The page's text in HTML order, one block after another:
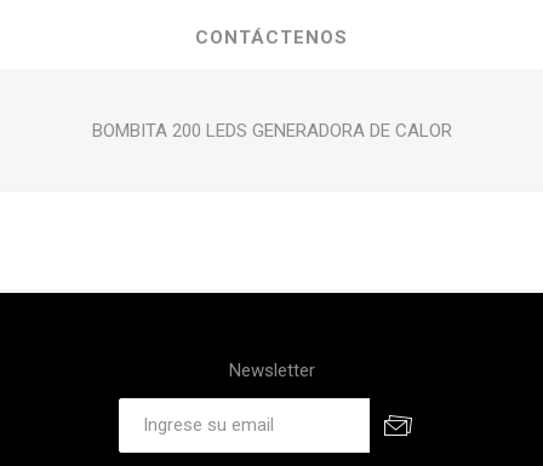
CONTÁCTENOS
BOMBITA 200 LEDS GENERADORA DE CALOR
Newsletter